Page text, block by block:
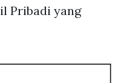
Pribadi yang